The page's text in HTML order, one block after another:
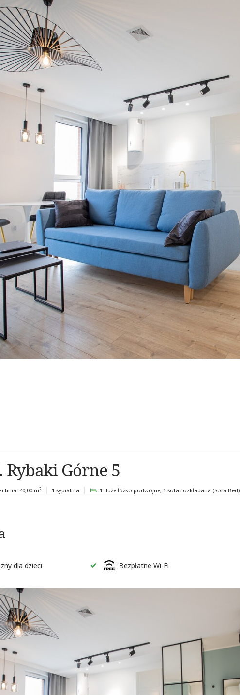
Rybaki Górne 5
40,00 m2 1 sypialnia 1 duże łóżko podwójne, 1 sofa rozkładana (Sofa Bed)
dla dzieci Bezpłatne Wi-Fi